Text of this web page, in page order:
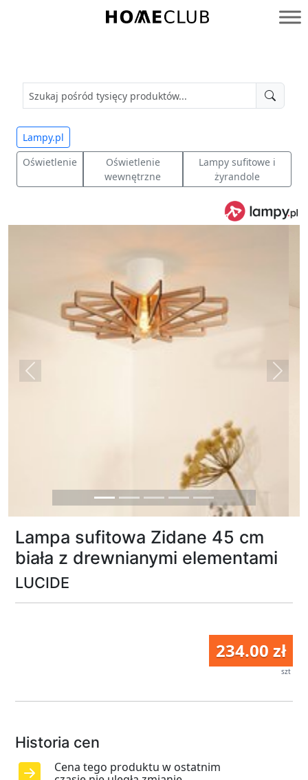
Homeclub
Lampy.pl
Oświetlenie
Oświetlenie
wewnętrzne
Lampy sufitowe i
żyrandole
Previous Next
Lampa sufitowa Zidane 45 cm
biała z drewnianymi elementami
LUCIDE
234.00 zł
szt
Historia cen
Cena tego produktu w ostatnim